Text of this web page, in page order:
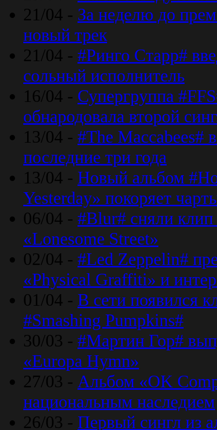
21/04 - За неделю до
новый трек
21/04 - #Ринго Старр#
сольный исполнитель
16/04 - Супергруппа
обнародовала второй
13/04 - #The Maccabees#
последние три года
13/04 - Новый альбом
Yesterday» покоряет
06/04 - #Blur# сняли клип
«Lonesome Street»
02/04 - #Led Zeppelin#
«Physical Graffiti» и
01/04 - В сети появился
#Smashing Pumpkins#
30/03 - #Мартин Гор#
«Europa Hymn»
27/03 - Альбом «OK
национальным наследием
26/03 - Первый сингл из